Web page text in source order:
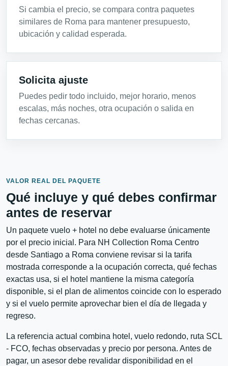
Si cambia el precio, se compara contra paquetes
similares de Roma para mantener presupuesto,
ubicación y calidad esperada.
Solicita ajuste
Puedes pedir todo incluido, mejor horario, menos
escalas, más noches, otra ocupación o salida en
fechas cercanas.
VALOR REAL DEL PAQUETE
Qué incluye y qué debes confirmar
antes de reservar
Un paquete vuelo + hotel no debe evaluarse únicamente
por el precio inicial. Para NH Collection Roma Centro
desde Santiago a Roma conviene revisar si la tarifa
mostrada corresponde a la ocupación correcta, qué fechas
exactas usa, si el hotel mantiene la misma categoría
disponible, si el plan de alimentos coincide con lo esperado
y si el vuelo permite aprovechar bien el día de llegada y
regreso.
La referencia actual combina hotel, vuelo redondo, ruta SCL
- FCO, fechas observadas y precio por persona. Antes de
pagar, un asesor debe revalidar disponibilidad en el